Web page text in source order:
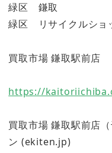
緑区 鎌取
緑区 リサイクルショ
買取市場 鎌取駅前店
https://
買取市場 鎌取駅前店
ン (ekiten.jp)